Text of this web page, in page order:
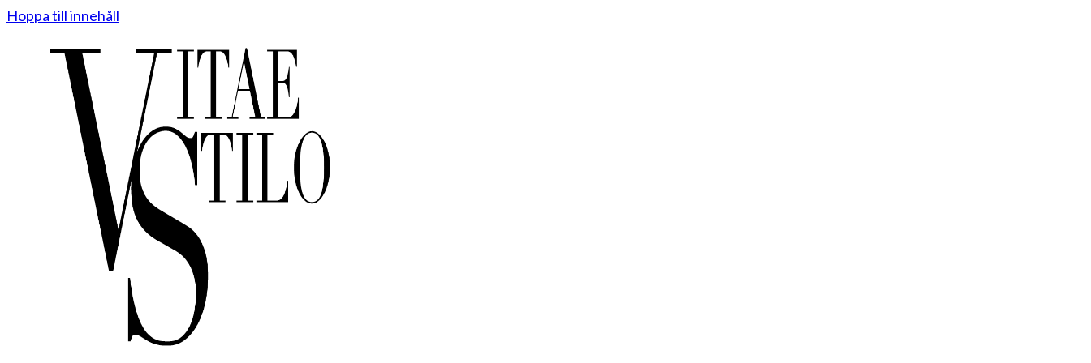
Hoppa till innehåll